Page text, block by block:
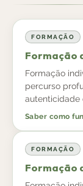
FORMAÇÃO
Formação
Formação
percurso
autenticidade
Saber como
FORMAÇÃO
Formação